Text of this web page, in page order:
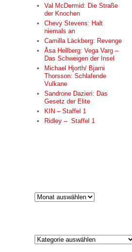
Val McDermid: Die Straße
der Knochen
Chevy Stevens: Halt
niemals an
Camilla Läckberg: Revenge
Åsa Hellberg: Vega Varg –
Das Schweigen der Insel
Michael Hjorth/ Bjarni
Thorsson: Schlafende
Vulkane
Sandrone Dazieri: Das
Gesetz der Elite
KIN – Staffel 1
Ridley – Staffel 1
Archiv
Kategorien